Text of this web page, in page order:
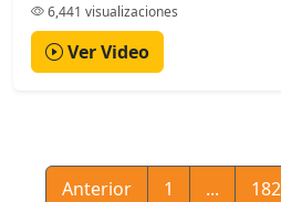
6,441 visualizaciones
Ver Video
Anterior 1 ...